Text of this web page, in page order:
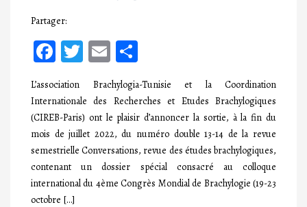
Partager:
Facebook
Twitter
Email
L’association Brachylogia-Tunisie et la Coordination
Internationale des Recherches et Etudes Brachylogiques
(CIREB-Paris) ont le plaisir d’annoncer la sortie, à la fin du
mois de juillet 2022, du numéro double 13-14 de la revue
semestrielle Conversations, revue des études brachylogiques,
contenant un dossier spécial consacré au colloque
international du 4ème Congrès Mondial de Brachylogie (19-23
octobre […]